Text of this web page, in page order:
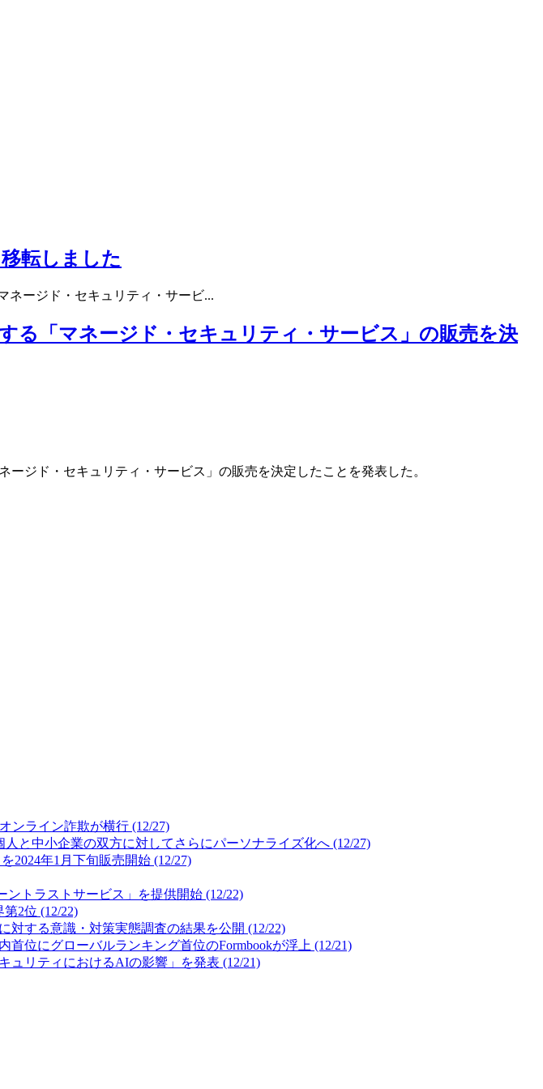
転しました
ネージド・セキュリティ・サービ...
る「マネージド・セキュリティ・サービス」の販売を決
ジド・セキュリティ・サービス」の販売を決定したことを発表した。
ンライン詐欺が横行 (12/27)
と中小企業の双方に対してさらにパーソナライズ化へ (12/27)
2024年1月下旬販売開始 (12/27)
トラストサービス」を提供開始 (12/22)
2位 (12/22)
対する意識・対策実態調査の結果を公開 (12/22)
位にグローバルランキング首位のFormbookが浮上 (12/21)
ュリティにおけるAIの影響」を発表 (12/21)